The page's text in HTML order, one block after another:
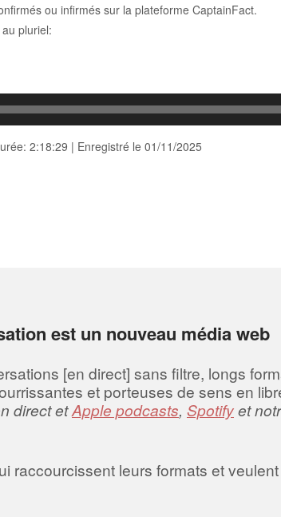
ou infirmés sur la plateforme CaptainFact.
pluriel:
2:18:29 | Enregistré le 01/11/2025
est un nouveau média web
[en direct] sans filtre, longs
et porteuses de sens en
direct etApple podcasts, Spotifyet
raccourcissent leurs formats et